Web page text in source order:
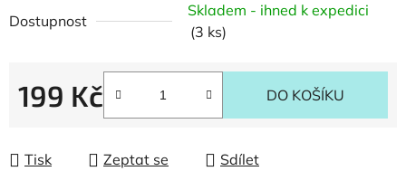
Dostupnost
Skladem - ihned k expedici
(3 ks)
199 Kč DO KOŠÍKU
Tisk Zeptat se Sdílet